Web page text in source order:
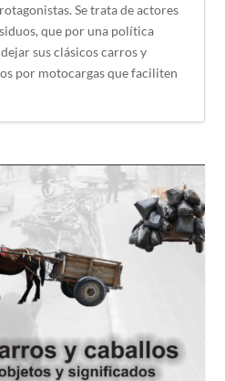
Se trata de actores
que por una política
sus clásicos carros y
por motocargas que faciliten